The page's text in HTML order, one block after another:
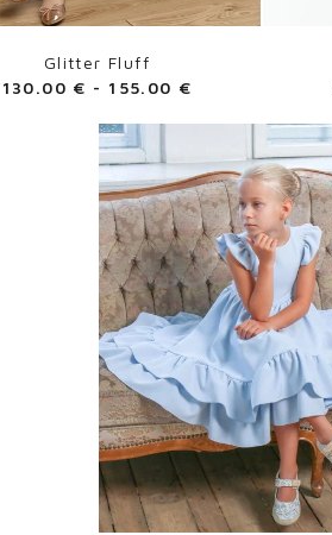
Glitter Fluff
130.00 € - 155.00 €